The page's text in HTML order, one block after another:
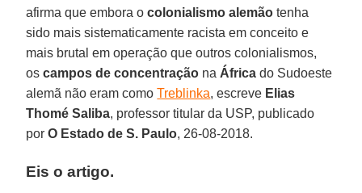
afirma que embora ocolonialismo alemão tenha
sido mais sistematicamente racista em conceito e
mais brutal em operação que outros colonialismos,
os campos de concentração na África do Sudoeste
alemã não eram comoTreblinka, escreve Elias
Thomé Saliba, professor titular da USP, publicado
por O Estado de S. Paulo, 26-08-2018.
Eis o artigo.